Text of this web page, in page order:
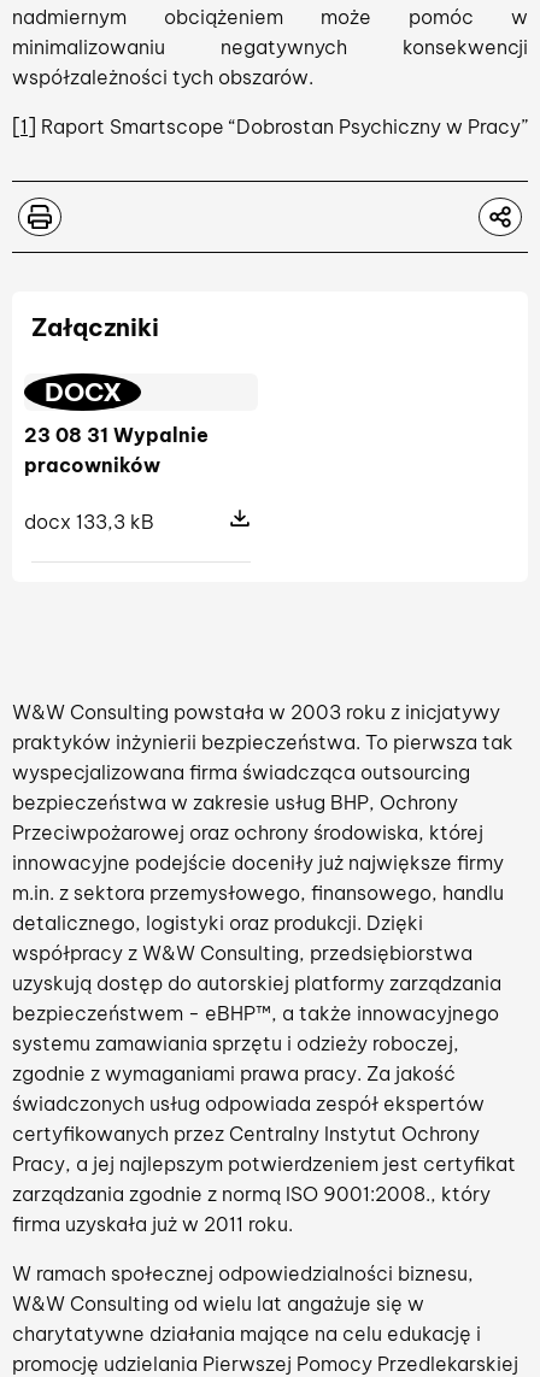
nadmiernym obciążeniem może pomóc w
minimalizowaniu negatywnych konsekwencji
współzależności tych obszarów.
[1] Raport Smartscope “Dobrostan Psychiczny w Pracy”
Załączniki
DOCX
23 08 31 Wypalnie
pracowników
docx 133,3 kB
W&W Consulting powstała w 2003 roku z inicjatywy
praktyków inżynierii bezpieczeństwa. To pierwsza tak
wyspecjalizowana firma świadcząca outsourcing
bezpieczeństwa w zakresie usług BHP, Ochrony
Przeciwpożarowej oraz ochrony środowiska, której
innowacyjne podejście doceniły już największe firmy
m.in. z sektora przemysłowego, finansowego, handlu
detalicznego, logistyki oraz produkcji. Dzięki
współpracy z W&W Consulting, przedsiębiorstwa
uzyskują dostęp do autorskiej platformy zarządzania
bezpieczeństwem - eBHP™, a także innowacyjnego
systemu zamawiania sprzętu i odzieży roboczej,
zgodnie z wymaganiami prawa pracy. Za jakość
świadczonych usług odpowiada zespół ekspertów
certyfikowanych przez Centralny Instytut Ochrony
Pracy, a jej najlepszym potwierdzeniem jest certyfikat
zarządzania zgodnie z normą ISO 9001:2008., który
firma uzyskała już w 2011 roku.
W ramach społecznej odpowiedzialności biznesu,
W&W Consulting od wielu lat angażuje się w
charytatywne działania mające na celu edukację i
promocję udzielania Pierwszej Pomocy Przedlekarskiej